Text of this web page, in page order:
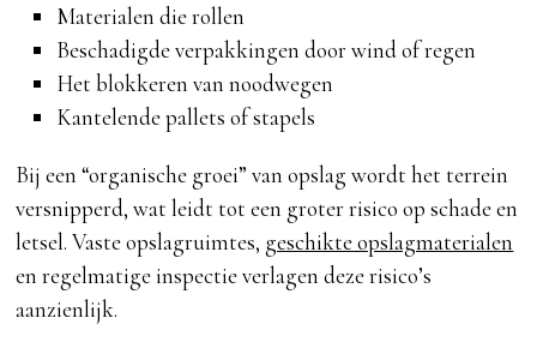
Materialen die rollen
Beschadigde verpakkingen door wind of regen
Het blokkeren van noodwegen
Kantelende pallets of stapels
Bij een “organische groei” van opslag wordt het terrein
versnipperd, wat leidt tot een groter risico op schade en
letsel. Vaste opslagruimtes, geschikte opslagmaterialen
en regelmatige inspectie verlagen deze risico’s
aanzienlijk.